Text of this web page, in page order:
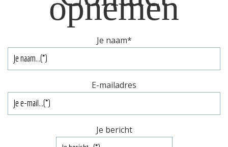
opnemen
Je naam*
E-mailadres
Je bericht